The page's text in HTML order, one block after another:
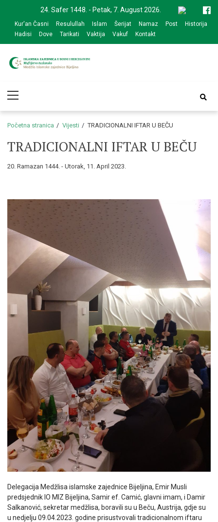
navigation
content
24. Safer 1448. - Petak, 7. August 2026.
Kur'an Časni Resulullah Islam Šerijat Namaz Post
Historija
Hadisi
Dove Tarikati Vaktija Vakuf Kontakt
zajednice Bijeljina
Menu
Početna stranica Vijesti TRADICIONALNI IFTAR U BEČU
TRADICIONALNI IFTAR U BEČU
20. Ramazan 1444. - Utorak, 11. April 2023.
Delegacija Medžlisa islamske zajednice Bijeljina, Emir Musli
predsjednik IO MIZ Bijeljina, Samir ef. Camić, glavni imam, i Damir
Salkanović, sekretar medžlisa, boravili su u Beču, Austrija, gdje su
u nedjelju 09.04.2023. godine prisustvovali tradicionalnom iftaru